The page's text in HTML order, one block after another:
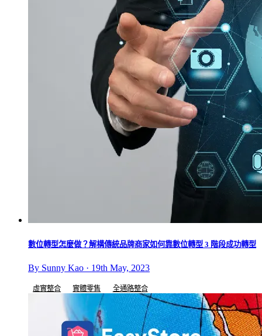
數位轉型怎麼做？解構傳統品牌商家如何靠數位轉型 3 階段成功轉型
By Sunny Kao · 19th May, 2023
虛實整合 實體零售 全通路整合